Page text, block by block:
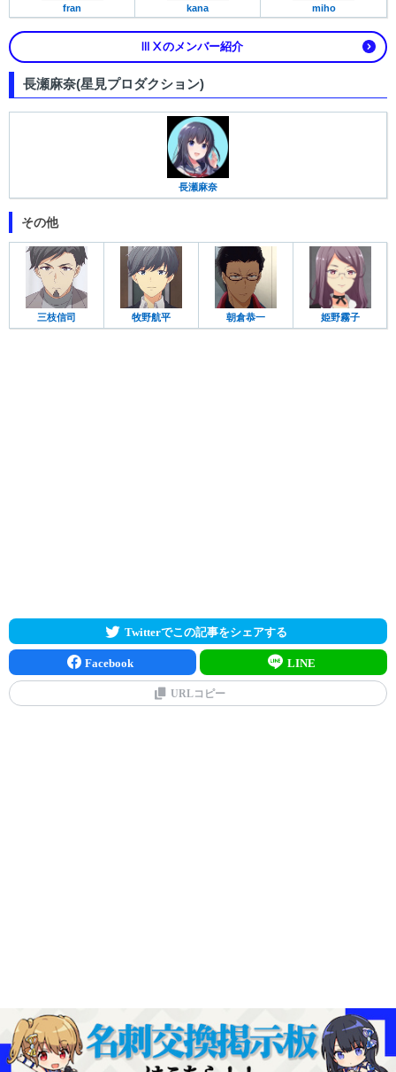
fran kana miho
ⅢⅩのメンバー紹介
長瀬麻奈(星見プロダクション)
長瀬麻奈
その他
三枝信司 牧野航平 朝倉恭一 姫野霧子
Twitterでこの記事をシェアする
Facebook LINE
URLコピー